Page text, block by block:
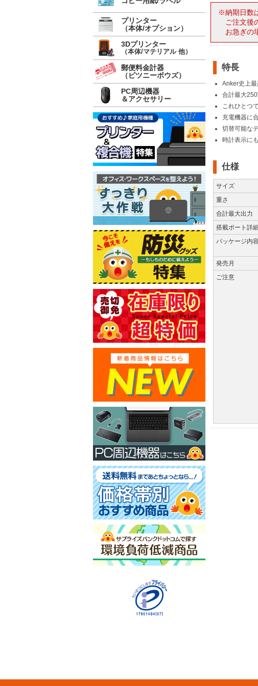
※納期日数
ご注文後
お急ぎの
特長
Anker史上
合計最大
これひとつ
充電機器に
切替可能な
時計表示に
仕様
サイズ
重さ
合計最大出力
搭載ポート詳細
パッケージ内
発売月
ご注意
プリンター
（本体/オプション）
3Dプリンター
（本体/マテリアル 他）
郵便料金計器
（ピツニーボウズ）
PC周辺機器
＆アクセサリー